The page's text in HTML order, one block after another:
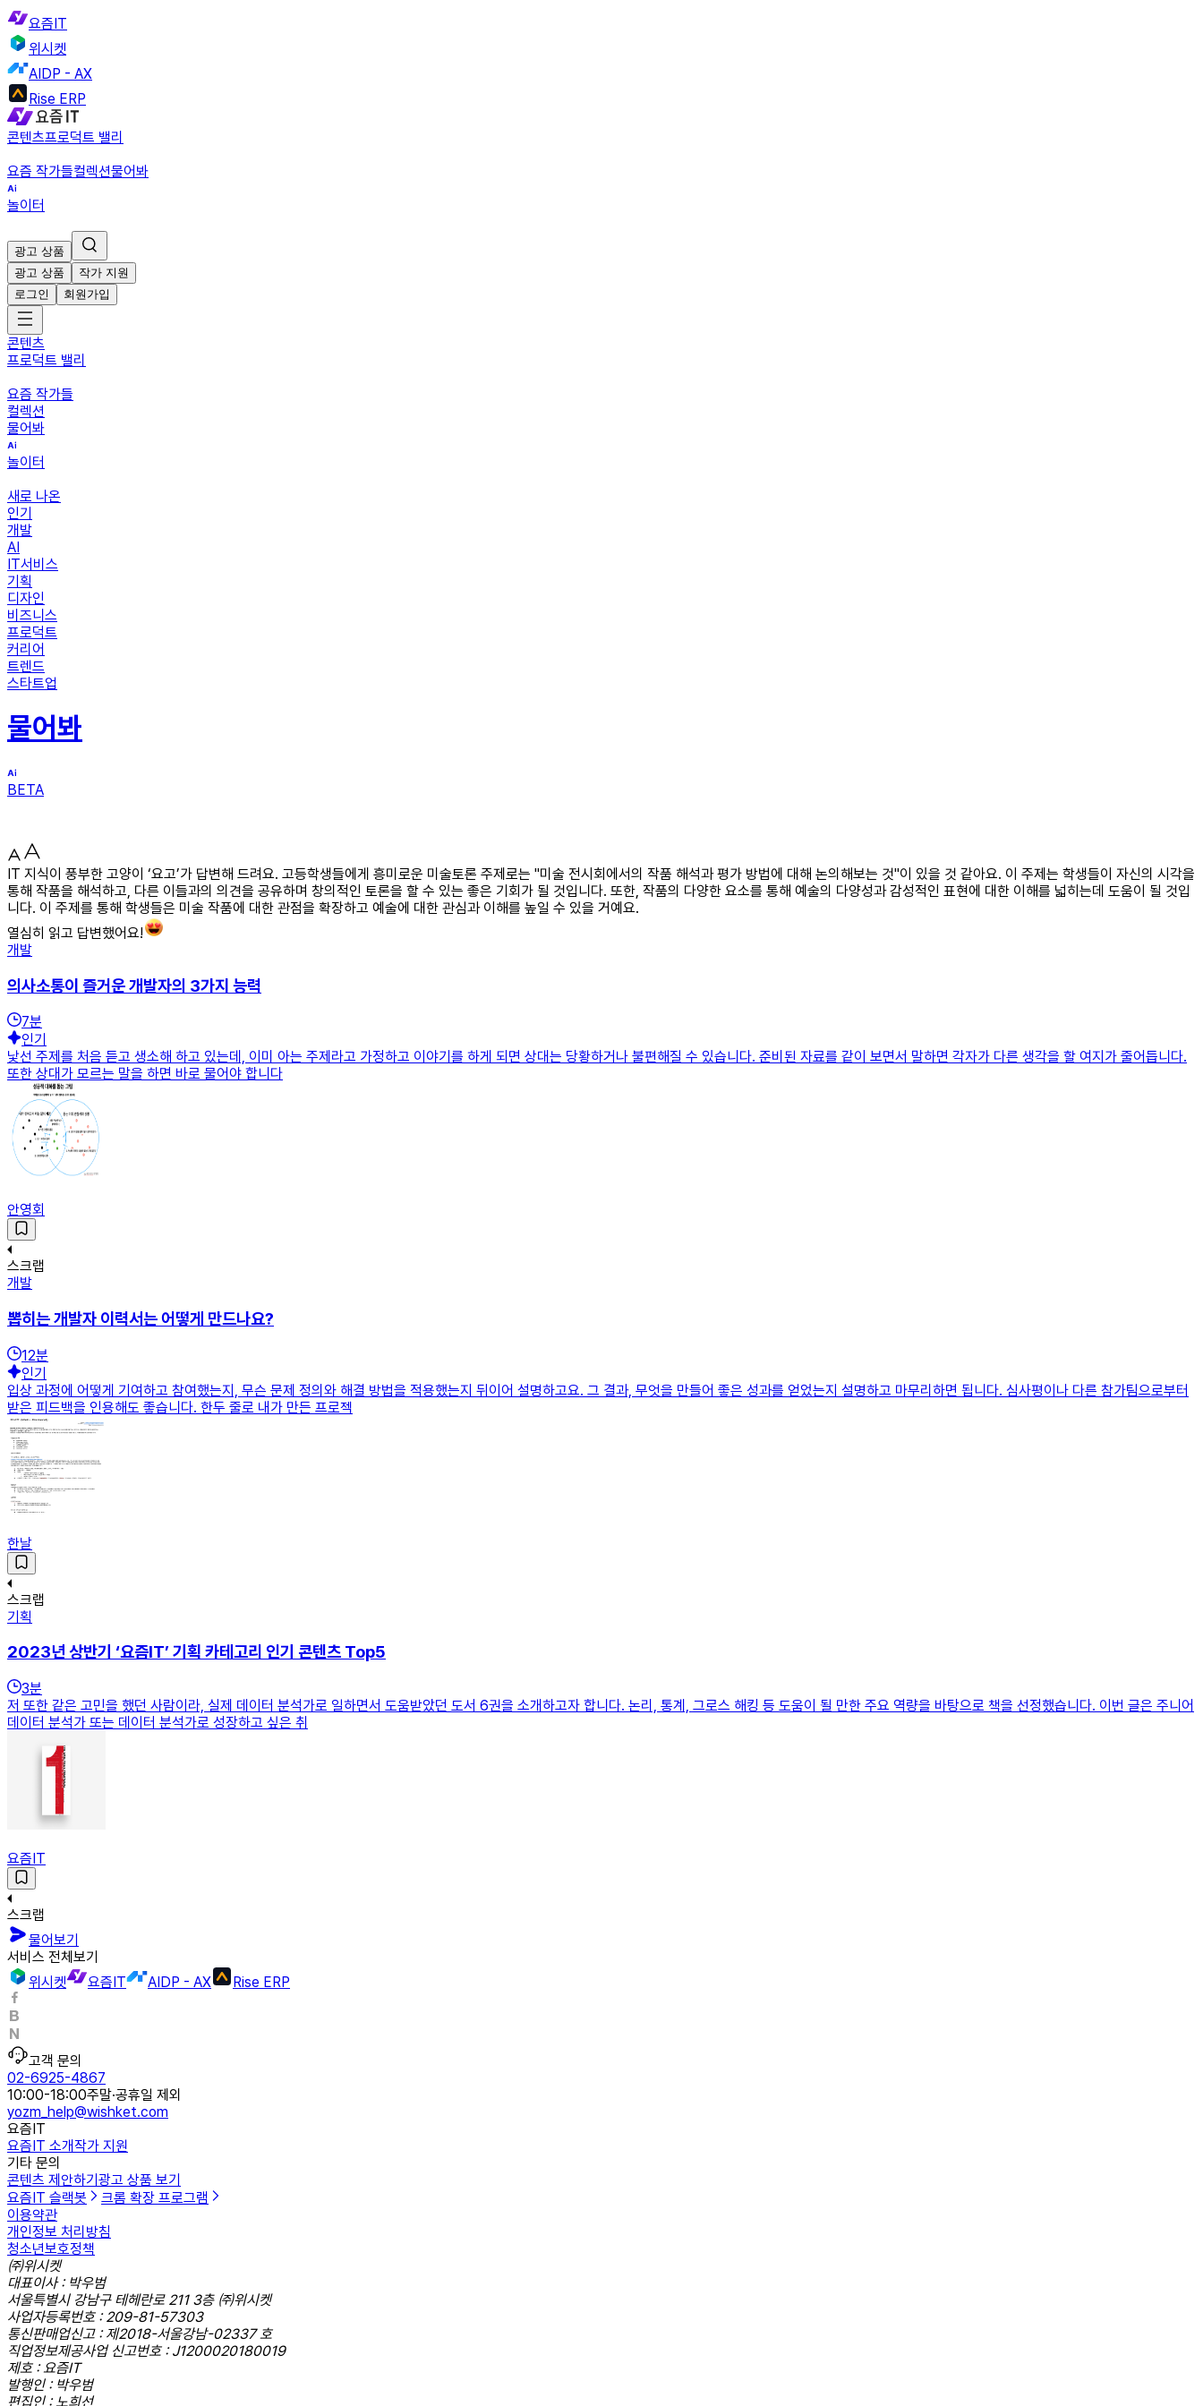
요즘IT
위시켓
AIDP - AX
Rise ERP
콘텐츠프로덕트 밸리
요즘 작가들컬렉션물어봐
놀이터
광고 상품
광고 상품
작가 지원
로그인
회원가입
콘텐츠
프로덕트 밸리
요즘 작가들
컬렉션
물어봐
놀이터
새로 나온
인기
개발
AI
IT서비스
기획
디자인
비즈니스
프로덕트
커리어
트렌드
스타트업
물어봐
BETA
IT 지식이 풍부한 고양이 ‘요고’가 답변해 드려요. 고등학생들에게 흥미로운 미술토론 주제로는 "미술 전시회에서의 작품 해석과 평가 방법에 대해 논의해보는 것"이 있을 것 같아요. 이 주제는 학생들이 자신의 시각을
통해 작품을 해석하고, 다른 이들과의 의견을 공유하며 창의적인 토론을 할 수 있는 좋은 기회가 될 것입니다. 또한, 작품의 다양한 요소를 통해 예술의 다양성과 감성적인 표현에 대한 이해를 넓히는데 도움이 될 것입
니다. 이 주제를 통해 학생들은 미술 작품에 대한 관점을 확장하고 예술에 대한 관심과 이해를 높일 수 있을 거예요.
열심히 읽고 답변했어요!
개발
의사소통이 즐거운 개발자의 3가지 능력
7분
인기
낯선 주제를 처음 듣고 생소해 하고 있는데, 이미 아는 주제라고 가정하고 이야기를 하게 되면 상대는 당황하거나 불편해질 수 있습니다. 준비된 자료를 같이 보면서 말하면 각자가 다른 생각을 할 여지가 줄어듭니다.
또한 상대가 모르는 말을 하면 바로 물어야 합니다
안영회
스크랩
개발
뽑히는 개발자 이력서는 어떻게 만드나요?
12분
인기
입상 과정에 어떻게 기여하고 참여했는지, 무슨 문제 정의와 해결 방법을 적용했는지 뒤이어 설명하고요. 그 결과, 무엇을 만들어 좋은 성과를 얻었는지 설명하고 마무리하면 됩니다. 심사평이나 다른 참가팀으로부터
받은 피드백을 인용해도 좋습니다. 한두 줄로 내가 만든 프로젝
한날
스크랩
기획
2023년 상반기 ‘요즘IT’ 기획 카테고리 인기 콘텐츠 Top5
3분
저 또한 같은 고민을 했던 사람이라, 실제 데이터 분석가로 일하면서 도움받았던 도서 6권을 소개하고자 합니다. 논리, 통계, 그로스 해킹 등 도움이 될 만한 주요 역량을 바탕으로 책을 선정했습니다. 이번 글은 주니어
데이터 분석가 또는 데이터 분석가로 성장하고 싶은 취
요즘IT
스크랩
물어보기
서비스 전체보기
위시켓
요즘IT AIDP - AX Rise ERP
고객 문의
02-6925-4867
10:00-18:00주말·공휴일 제외
yozm_help@wishket.com
요즘IT
요즘IT 소개작가 지원
기타 문의
콘텐츠 제안하기 광고 상품 보기
요즘IT 슬랙봇
크롬 확장 프로그램
이용약관
개인정보 처리방침
청소년보호정책
㈜위시켓
대표이사 : 박우범
서울특별시 강남구 테헤란로 211 3층 ㈜위시켓
사업자등록번호 : 209-81-57303
통신판매업신고 : 제2018-서울강남-02337 호
직업정보제공사업 신고번호 : J1200020180019
제호 : 요즘IT
발행인 : 박우범
편집인 : 노희선